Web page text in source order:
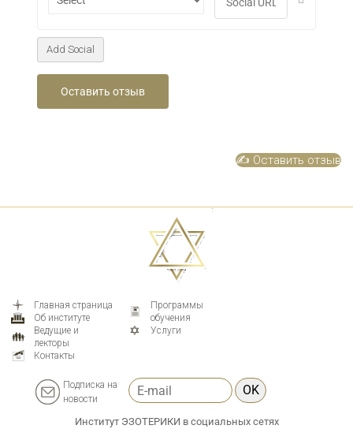
Add Social
✍️ Оставить отзыв
Главная страница
Об институте
Ведущие и
лекторы
Контакты
Программы
обучения
Услуги
Подписка на
новости
OK
Институт ЭЗОТЕРИКИ в социальных сетях